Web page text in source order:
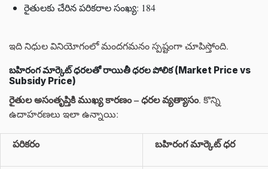
రైతులకు చేరిన పరికరాల సంఖ్య: 184
ఇది నిధుల వినియోగంలో మందగమనం స్పష్టంగా చూపిస్తోంది.
బహిరంగ మార్కెట్ ధరలతో రాయితీ ధరల పోలిక (Market Price vs
Subsidy Price)
రైతుల అసంతృప్తికి ముఖ్య కారణం – ధరల వ్యత్యాసం. కొన్ని
ఉదాహరణలు ఇలా ఉన్నాయి:
పరికరం బహిరంగ మార్కెట్ ధర